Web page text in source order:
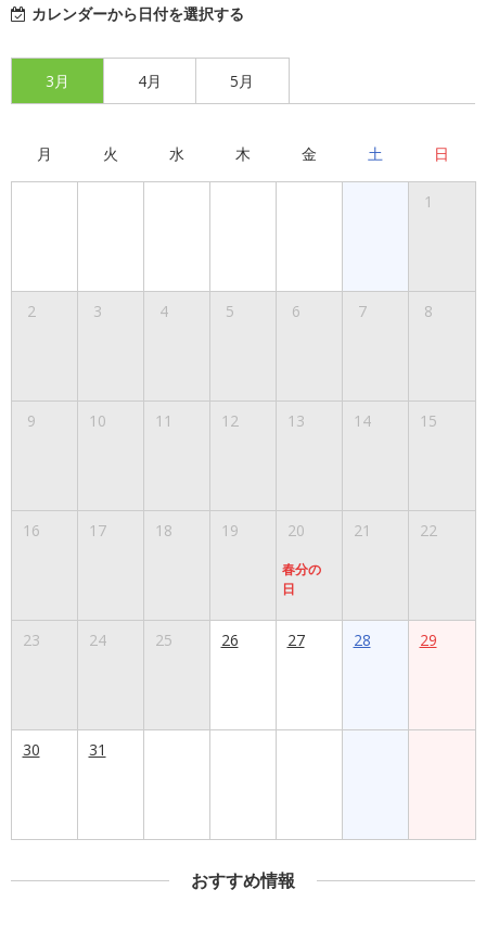
カレンダーから日付を選択する
3月 4月 5月
月 火 水 木 金 土 日
1
2 3 4 5 6 7 8
9 10 11 12 13 14 15
16 17 18 19 20
春分の
日
21 22
23 24 25 26 27 28 29
30 31
おすすめ情報